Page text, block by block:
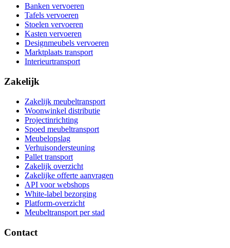
Banken vervoeren
Tafels vervoeren
Stoelen vervoeren
Kasten vervoeren
Designmeubels vervoeren
Marktplaats transport
Interieurtransport
Zakelijk
Zakelijk meubeltransport
Woonwinkel distributie
Projectinrichting
Spoed meubeltransport
Meubelopslag
Verhuisondersteuning
Pallet transport
Zakelijk overzicht
Zakelijke offerte aanvragen
API voor webshops
White-label bezorging
Platform-overzicht
Meubeltransport per stad
Contact